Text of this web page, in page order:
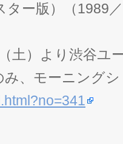
ー版）（1989
土）より渋谷ユ
み、モーニング